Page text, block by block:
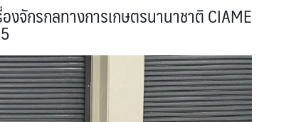
จักรกลทางการเกษตรนานาชาติ CIAME